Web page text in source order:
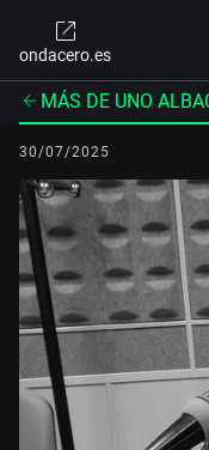
ondacero.es
MÁS DE UNO
30/07/2025